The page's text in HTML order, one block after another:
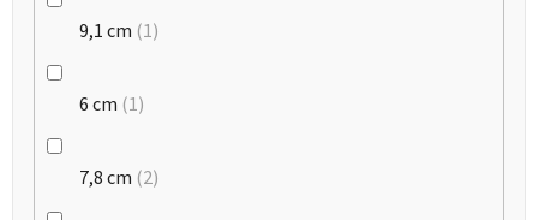
9,1 cm 1
6 cm 1
7,8 cm 2